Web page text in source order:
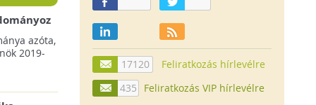
azóta,
2019-
17120
Feliratkozás hírlevélre
435
Feliratkozás VIP hírlevélre